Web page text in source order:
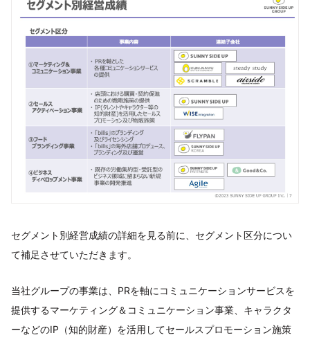
セグメント別経営成績の詳細を見る前に、セグメント区分につい
て補足させていただきます。
当社グループの事業は、PRを軸にコミュニケーションサービスを
提供するマーケティング＆コミュニケーション事業、キャラクタ
ーなどのIP（知的財産）を活用してセールスプロモーション施策